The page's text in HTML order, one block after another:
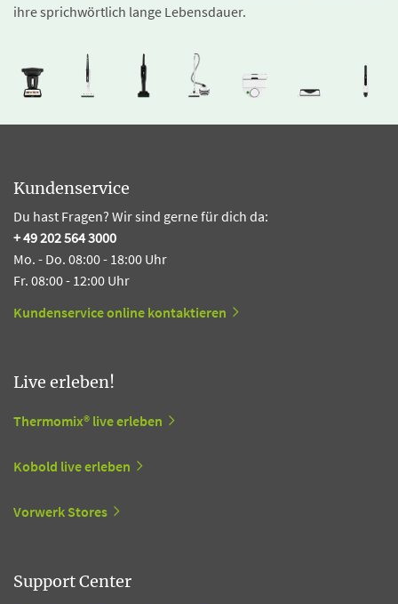
ihre sprichwörtlich lange Lebensdauer.
Kundenservice
Du hast Fragen? Wir sind gerne für dich da:
+ 49 202 564 3000
Mo. - Do. 08:00 - 18:00 Uhr
Fr. 08:00 - 12:00 Uhr
Kundenservice online kontaktieren
Live erleben!
Thermomix® live erleben
Kobold live erleben
Vorwerk Stores
Support Center